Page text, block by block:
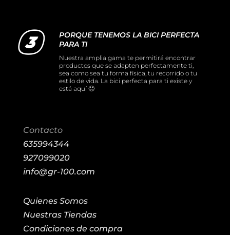
PORQUE TENEMOS LA BICI PERFECTA
PARA TI
Nuestra amplia gama te permitirá encontrar
productos que se adapten perfectamente ti,
sea como sea tu forma física, tu recorrido o tu
estilo de vida. La bici perfecta para ti existe y
está aquí 🙂
Contacto
635994344
927099020
info@gr-100.com
Quienes Somos
Nuestras Tiendas
Condiciones de compra